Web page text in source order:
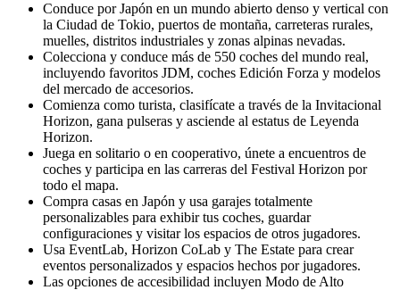
Conduce por Japón en un mundo abierto denso y vertical con
la Ciudad de Tokio, puertos de montaña, carreteras rurales,
muelles, distritos industriales y zonas alpinas nevadas.
Colecciona y conduce más de 550 coches del mundo real,
incluyendo favoritos JDM, coches Edición Forza y modelos
del mercado de accesorios.
Comienza como turista, clasifícate a través de la Invitacional
Horizon, gana pulseras y asciende al estatus de Leyenda
Horizon.
Juega en solitario o en cooperativo, únete a encuentros de
coches y participa en las carreras del Festival Horizon por
todo el mapa.
Compra casas en Japón y usa garajes totalmente
personalizables para exhibir tus coches, guardar
configuraciones y visitar los espacios de otros jugadores.
Usa EventLab, Horizon CoLab y The Estate para crear
eventos personalizados y espacios hechos por jugadores.
Las opciones de accesibilidad incluyen Modo de Alto